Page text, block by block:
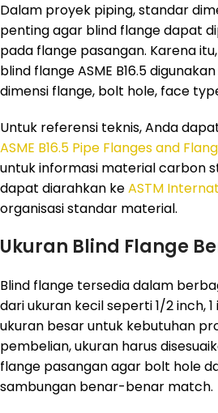
Dalam proyek piping, standar
penting agar blind flange dapat
pada flange pasangan. Karena
blind flange ASME B16.5
dimensi flange, bolt hole, face
Untuk referensi teknis, Anda
ASME B16.5 Pipe Flanges and
untuk informasi material carbon
dapat diarahkan keASTM
organisasi standar material.
Ukuran Blind Flange
Blind flange tersedia dalam
dari ukuran kecil seperti 1/2 inch,
ukuran besar untuk kebutuhan
pembelian, ukuran harus
flange pasangan agar bolt hole
sambungan benar-benar match.